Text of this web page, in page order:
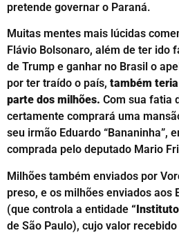
pretende governar o Paraná.
Muitas mentes mais lúcidas
Flávio Bolsonaro, além de ter ido
de Trump e ganhar no Brasil o
por ter traído o país, também teria
parte dos milhões. Com sua fatia
certamente comprará uma
seu irmão Eduardo “Bananinha”,
comprada pelo deputado Mario
Milhões também enviados por
preso, e os milhões enviados aos
(que controla a entidade
de São Paulo), cujo valor